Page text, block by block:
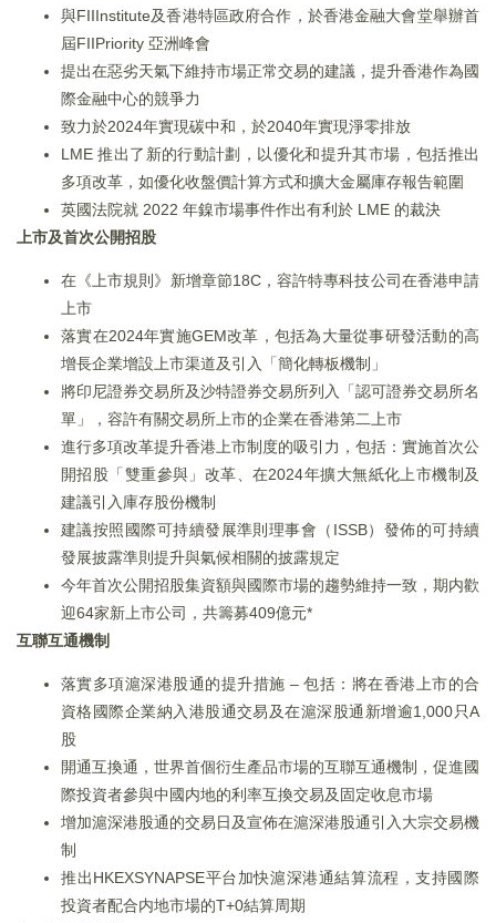
與FIIInstitute及香港特區政府合作，於香港金融大會堂舉辦首
屆FIIPriority 亞洲峰會
提出在惡劣天氣下維持市場正常交易的建議，提升香港作為國
際金融中心的競爭力
致力於2024年實現碳中和，於2040年實現淨零排放
LME 推出了新的行動計劃，以優化和提升其市場，包括推出
多項改革，如優化收盤價計算方式和擴大金屬庫存報告範圍
英國法院就 2022 年鎳市場事件作出有利於 LME 的裁決
上市及首次公開招股
在《上市規則》新增章節18C，容許特專科技公司在香港申請
上市
落實在2024年實施GEM改革，包括為大量從事研發活動的高
增長企業增設上市渠道及引入「簡化轉板機制」
將印尼證券交易所及沙特證券交易所列入「認可證券交易所名
單」，容許有關交易所上市的企業在香港第二上市
進行多項改革提升香港上市制度的吸引力，包括：實施首次公
開招股「雙重參與」改革、在2024年擴大無紙化上市機制及
建議引入庫存股份機制
建議按照國際可持續發展準則理事會（ISSB）發佈的可持續
發展披露準則提升與氣候相關的披露規定
今年首次公開招股集資額與國際市場的趨勢維持一致，期内歡
迎64家新上市公司，共籌募409億元*
互聯互通機制
落實多項滬深港股通的提升措施 – 包括：將在香港上市的合
資格國際企業納入港股通交易及在滬深股通新增逾1,000只A
股
開通互換通，世界首個衍生產品市場的互聯互通機制，促進國
際投資者參與中國内地的利率互換交易及固定收息市場
增加滬深港股通的交易日及宣佈在滬深港股通引入大宗交易機
制
推出HKEXSYNAPSE平台加快滬深港通結算流程，支持國際
投資者配合内地市場的T+0結算周期